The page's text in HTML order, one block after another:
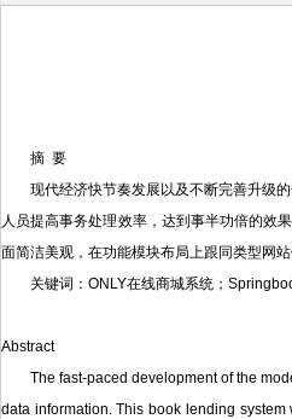
摘 要
现代经济快节奏发展以及不断完善升级
人员提高事务处理效率，达到事半功倍的效
面简洁美观，在功能模块布局上跟同类型网
关键词：ONLY在线商城系统；
Abstract
The fast-paced development of the
data information. This book lending